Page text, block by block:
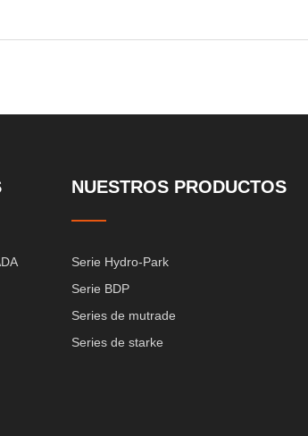
NUESTROS PRODUCTOS
Serie Hydro-Park
Serie BDP
Series de mutrade
Series de starke